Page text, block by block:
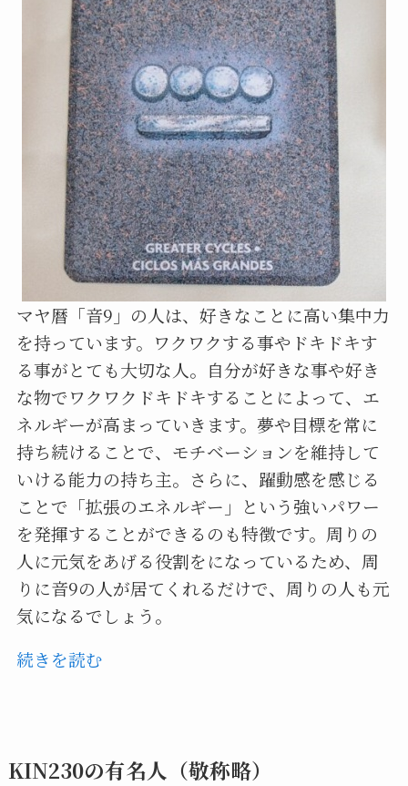
マヤ暦「音9」の人は、好きなことに高い集中力
を持っています。ワクワクする事やドキドキす
る事がとても大切な人。自分が好きな事や好き
な物でワクワクドキドキすることによって、エ
ネルギーが高まっていきます。夢や目標を常に
持ち続けることで、モチベーションを維持して
いける能力の持ち主。さらに、躍動感を感じる
ことで「拡張のエネルギー」という強いパワー
を発揮することができるのも特徴です。周りの
人に元気をあげる役割をになっているため、周
りに音9の人が居てくれるだけで、周りの人も元
気になるでしょう。
続きを読む
KIN230の有名人（敬称略）